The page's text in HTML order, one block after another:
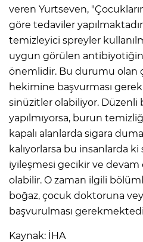
veren Yurtseven,
göre tedaviler
temizleyici spreyler
uygun görülen
önemlidir. Bu durumu olan
hekimine başvurması
sinüzitler olabiliyor. Düzenli
yapılmıyorsa, burun
kapalı alanlarda sigara
kalıyorlarsa bu insanlarda
iyileşmesi gecikir ve
olabilir. O zaman ilgili
boğaz, çocuk doktoruna
başvurulması
Kaynak: İHA